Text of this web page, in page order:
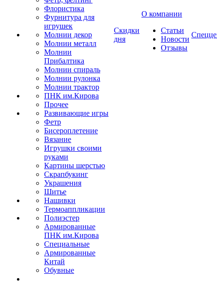
Флористика
Фурнитура для
игрушек
Молнии декор
Молнии металл
Молнии
Прибалтика
Молнии спираль
Молнии рулонка
Молнии трактор
ПНК им.Кирова
Прочее
Развивающие игры
Фетр
Бисероплетение
Вязание
Игрушки своими
руками
Картины шерстью
Скрапбукинг
Украшения
Шитье
Нашивки
Термоаппликации
Полиэстер
Армированные
ПНК им.Кирова
Специальные
Армированные
Китай
Обувные
Скидки
дня
О компании
Статьи
Новости
Отзывы